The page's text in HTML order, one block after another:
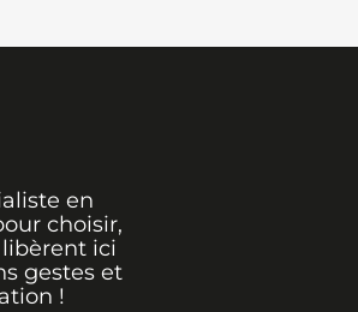
en
choisir,
ici
gestes et
!